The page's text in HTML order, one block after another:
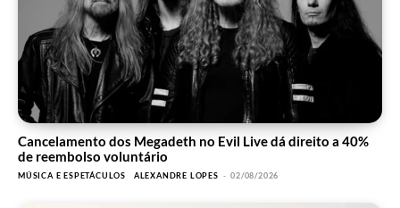
Cancelamento dos Megadeth no Evil Live dá direito a 40%
de reembolso voluntário
MÚSICA E ESPETÁCULOS ALEXANDRE LOPES - 02/08/2026